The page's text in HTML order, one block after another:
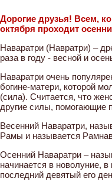
Дорогие друзья! Всем,
октября проходит
Наваратри (Навратри) –
раза в году - весной и
Наваратри очень
богине-матери, которой
(сила). Считается, что
другие силы, помогающие
Весенний Наваратри,
Рамы и называется
Осенний Наваратри –
начинается в новолуние,
последний девятый его